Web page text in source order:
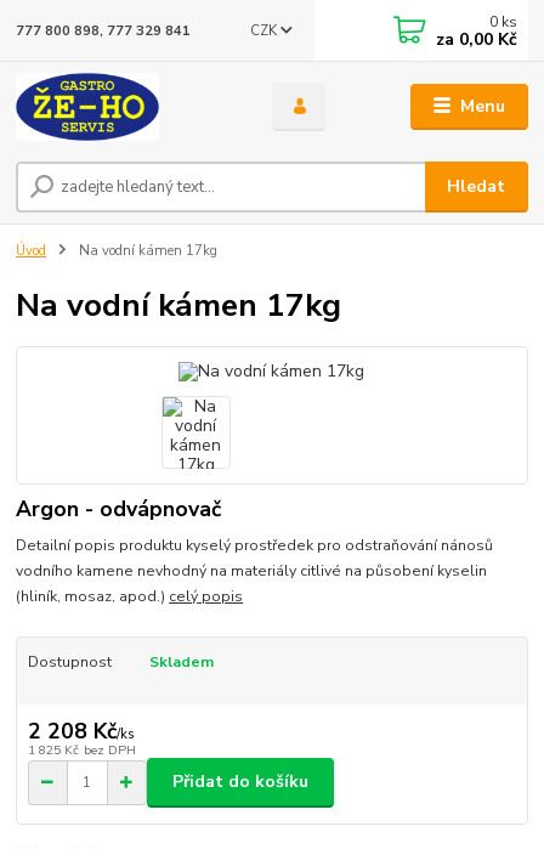
Menu
CZK
Hledat
777 800 898, 777 329 841 0 ks
za 0,00 Kč
Úvod Na vodní kámen 17kg
Na vodní kámen 17kg
Argon - odvápnovač
Detailní popis produktu kyselý prostředek pro odstraňování nánosů
vodního kamene nevhodný na materiály citlivé na působení kyselin
(hliník, mosaz, apod.) celý popis
Dostupnost Skladem
2 208 Kč/ks
1 825 Kč bez DPH
Přidat do košíku